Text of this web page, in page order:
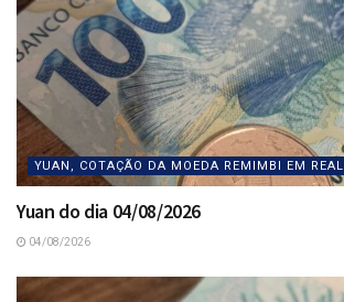
YUAN, COTAÇÃO DA MOEDA REMIMBI EM REAL
Yuan do dia 04/08/2026
04/08/2026